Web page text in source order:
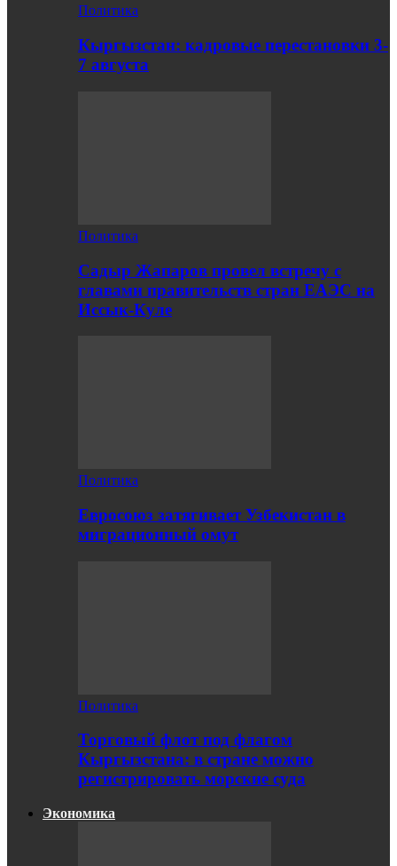
Политика
Кыргызстан: кадровые перестановки 3-
7 августа
Политика
Садыр Жапаров провел встречу с
главами правительств стран ЕАЭС на
Иссык-Куле
Политика
Евросоюз затягивает Узбекистан в
миграционный омут
Политика
Торговый флот под флагом
Кыргызстана: в стране можно
регистрировать морские суда
Экономика